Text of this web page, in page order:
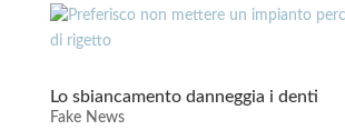
Lo sbiancamento danneggia i denti
Fake News